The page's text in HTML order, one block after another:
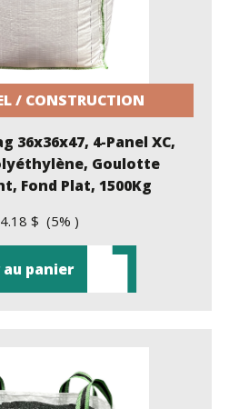
/ CONSTRUCTION
36x36x47, 4-Panel XC,
Goulotte
Fond Plat, 1500Kg
$ (5% )
panier